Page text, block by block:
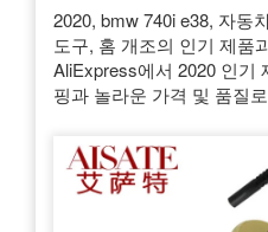
2020, bmw 740i e38, 자동
도구, 홈 개조의 인기 제품
AliExpress에서 2020 인기
핑과 놀라운 가격 및 품질